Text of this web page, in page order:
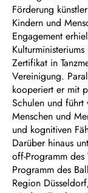
Förderung
Kindern und
Engagement
Zertifikat in
Vereinigung.
kooperiert er mit
Schulen und führt
Menschen und
und kognitiven
Darüber hinaus
off-Programm des
Programm des
Region